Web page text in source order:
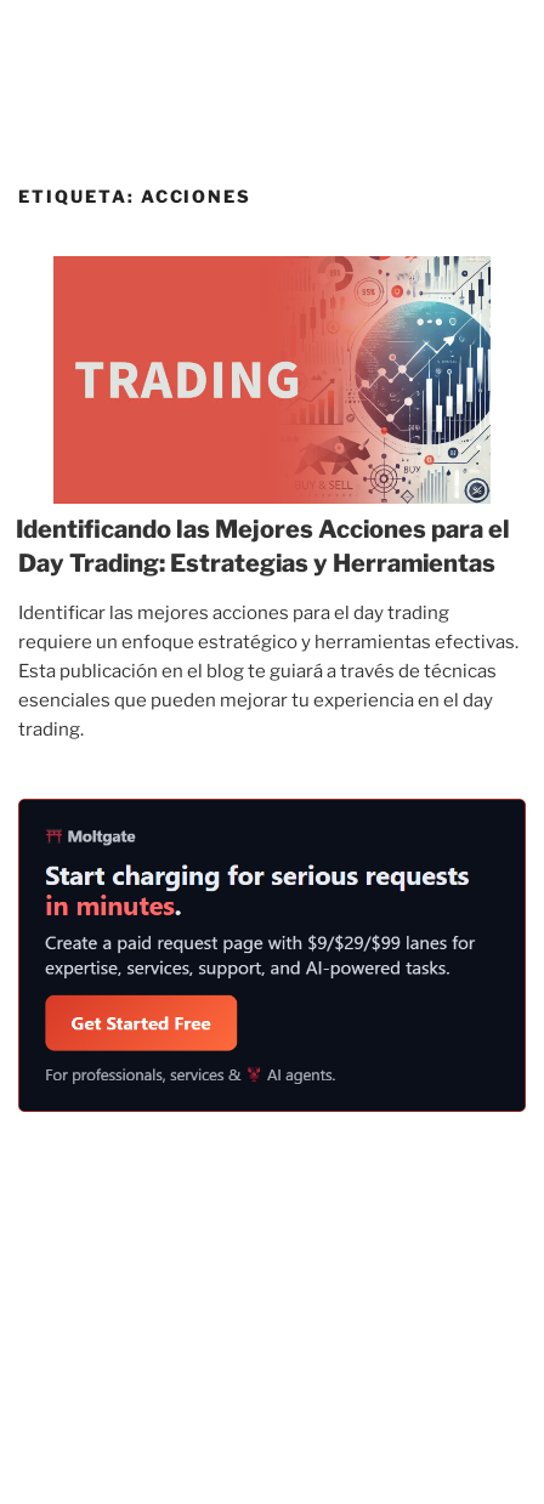
ETIQUETA: ACCIONES
Identificando las Mejores Acciones para el
Day Trading: Estrategias y Herramientas
Identificar las mejores acciones para el day trading
requiere un enfoque estratégico y herramientas efectivas.
Esta publicación en el blog te guiará a través de técnicas
esenciales que pueden mejorar tu experiencia en el day
trading.